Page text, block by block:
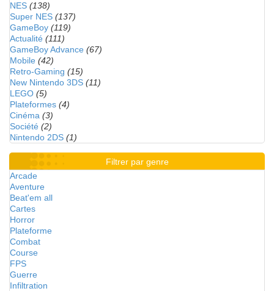
NES (138)
Super NES (137)
GameBoy (119)
Actualité (111)
GameBoy Advance (67)
Mobile (42)
Retro-Gaming (15)
New Nintendo 3DS (11)
LEGO (5)
Plateformes (4)
Cinéma (3)
Société (2)
Nintendo 2DS (1)
Filtrer par genre
Arcade
Aventure
Beat'em all
Cartes
Horror
Plateforme
Combat
Course
FPS
Guerre
Infiltration